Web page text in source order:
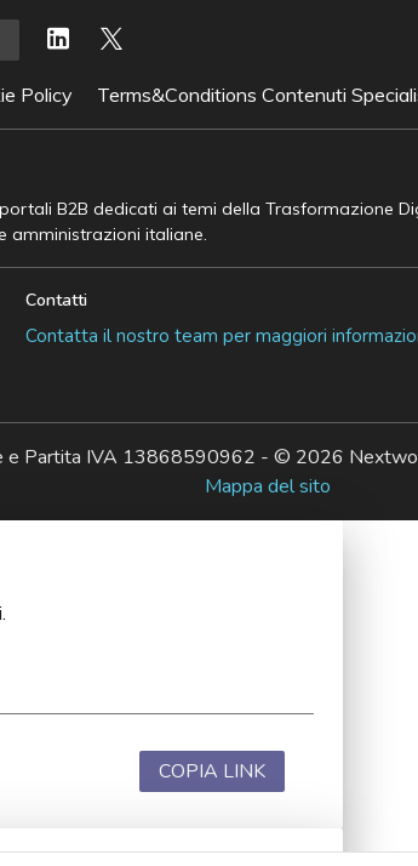
Policy Terms&Conditions Contenuti
B2B dedicati ai temi della Trasformazione
amministrazioni italiane.
Contatti
Contatta il nostro team per maggiori
e Partita IVA 13868590962 - © 2026
Mappa del sito
COPIA LINK